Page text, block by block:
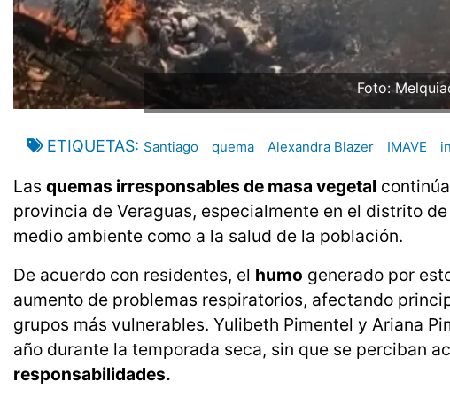
Foto:
ETIQUETAS Santiago quema Alexandra Blazer IMAVE
Las quemas irresponsables de masa vegetal
provincia de Veraguas, especialmente en el distrito de
medio ambiente como a la salud de la población.
De acuerdo con residentes, el humo generado por
aumento de problemas respiratorios, afectando
grupos más vulnerables. Yulibeth Pimentel y Ariana
año durante la temporada seca, sin que se perciban
responsabilidades.